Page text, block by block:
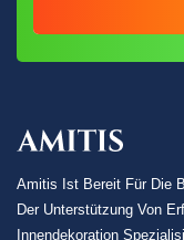
Amitis Ist Bereit Für Die
Der Unterstützung Von
Innendekoration